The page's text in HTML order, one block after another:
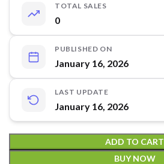
TOTAL SALES
0
PUBLISHED ON
January 16, 2026
LAST UPDATE
January 16, 2026
ADD TO CART
BUY NOW